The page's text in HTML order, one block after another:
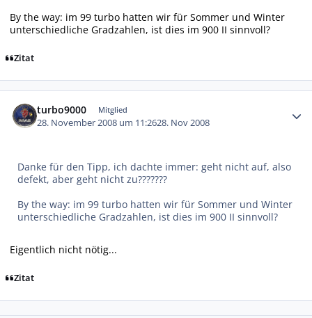
By the way: im 99 turbo hatten wir für Sommer und Winter
unterschiedliche Gradzahlen, ist dies im 900 II sinnvoll?
Zitat
turbo9000 Mitglied
28. November 2008 um 11:2628. Nov 2008
Danke für den Tipp, ich dachte immer: geht nicht auf, also
defekt, aber geht nicht zu???????
By the way: im 99 turbo hatten wir für Sommer und Winter
unterschiedliche Gradzahlen, ist dies im 900 II sinnvoll?
Eigentlich nicht nötig...
Zitat